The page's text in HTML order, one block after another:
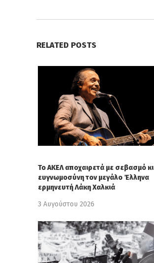
RELATED POSTS
Το ΑΚΕΛ αποχαιρετά με σεβασμό κι
ευγνωμοσύνη τον μεγάλο Έλληνα
ερμηνευτή Λάκη Χαλκιά
3 Αυγούστου 2026